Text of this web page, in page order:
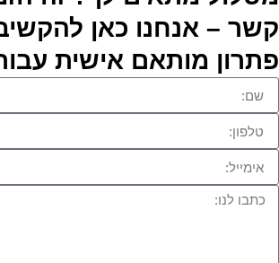
קשר – אנחנו כאן
פתרון מותאם אישית